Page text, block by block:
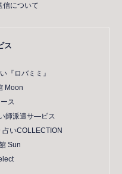
信について
ス
『ロバミミ』
Moon
ス
師派遣サ―ビス
いCOLLECTION
Sun